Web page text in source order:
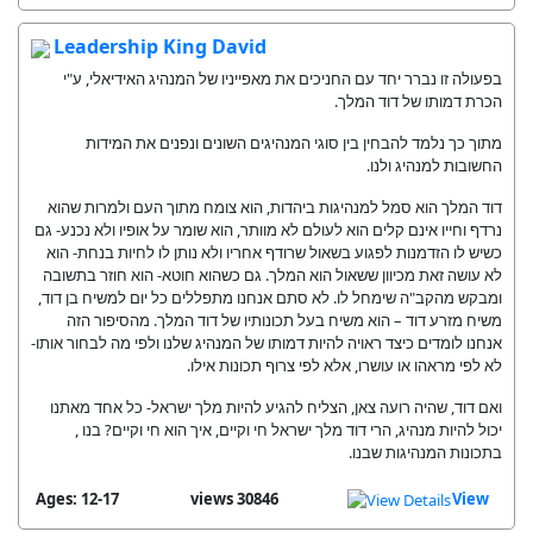
Leadership King David
בפעולה זו נברר יחד עם החניכים את מאפייניו של המנהיג האידיאלי, ע"י
הכרת דמותו של דוד המלך.
מתוך כך נלמד להבחין בין סוגי המנהיגים השונים ונפנים את המידות
החשובות למנהיג ולנו.
דוד המלך הוא סמל למנהיגות ביהדות, הוא צומח מתוך העם ולמרות שהוא
נרדף וחייו אינם קלים הוא לעולם לא מוותר, הוא שומר על אופיו ולא נכנע- גם
כשיש לו הזדמנות לפגוע בשאול שרודף אחריו ולא נותן לו לחיות בנחת- הוא
לא עושה זאת מכיוון ששאול הוא המלך. גם כשהוא חוטא- הוא חוזר בתשובה
ומבקש מהקב"ה שימחל לו. לא סתם אנחנו מתפללים כל יום למשיח בן דוד,
משיח מזרע דוד – הוא משיח בעל תכונותיו של דוד המלך. מהסיפור הזה
אנחנו לומדים כיצד ראויה להיות דמותו של המנהיג שלנו ולפי מה לבחור אותו-
לא לפי מראהו או עושרו, אלא לפי צרוף תכונות אילו.
ואם דוד, שהיה רועה צאן, הצליח להגיע להיות מלך ישראל- כל אחד מאתנו
יכול להיות מנהיג, הרי דוד מלך ישראל חי וקיים, איך הוא חי וקיים? בנו ,
בתכונות המנהיגות שבנו.
Ages: 12-17 30846 views View